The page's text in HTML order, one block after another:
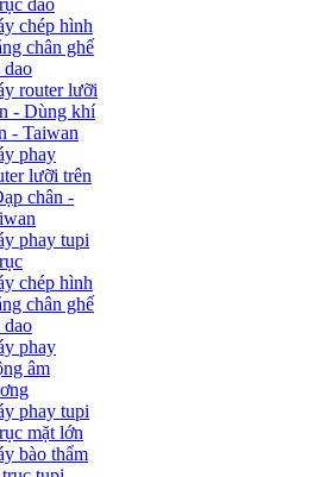
dao
chép hình
chân ghế
dao
router lưỡi
- Dùng khí
- Taiwan
phay
lưỡi trên
chân -
phay tupi
chép hình
chân ghế
dao
phay
âm
phay tupi
mặt lớn
bào thẩm